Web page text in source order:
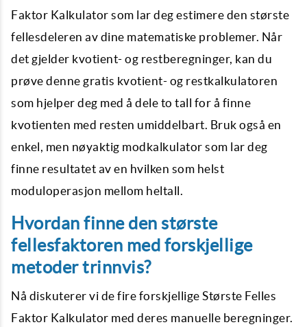
Faktor Kalkulator som lar deg estimere den største
fellesdeleren av dine matematiske problemer. Når
det gjelder kvotient- og restberegninger, kan du
prøve denne gratis kvotient- og restkalkulatoren
som hjelper deg med å dele to tall for å finne
kvotienten med resten umiddelbart. Bruk også en
enkel, men nøyaktig modkalkulator som lar deg
finne resultatet av en hvilken som helst
moduloperasjon mellom heltall.
Hvordan finne den største
fellesfaktoren med forskjellige
metoder trinnvis?
Nå diskuterer vi de fire forskjellige Største Felles
Faktor Kalkulator med deres manuelle beregninger.